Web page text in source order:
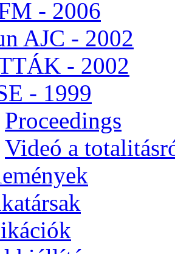
- 2006
AJC - 2002
- 2002
- 1999
Pro­ce­e­dings
Vi­deó a